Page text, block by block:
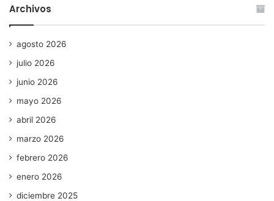
Archivos
agosto 2026
julio 2026
junio 2026
mayo 2026
abril 2026
marzo 2026
febrero 2026
enero 2026
diciembre 2025